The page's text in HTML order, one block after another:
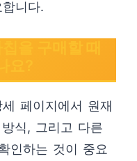
니다.
페이지에서 원재
식, 그리고 다른
인하는 것이 중요